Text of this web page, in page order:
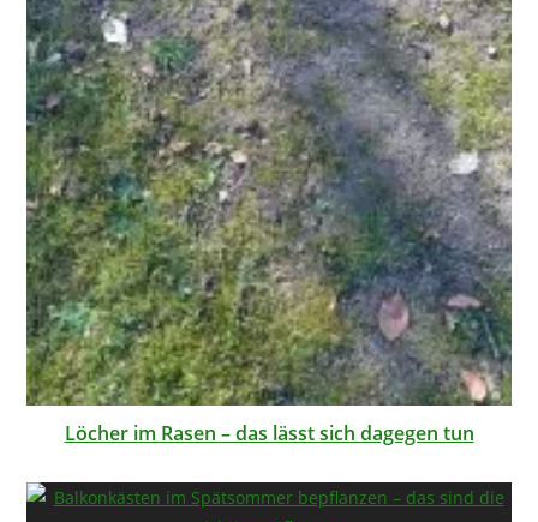
Löcher im Rasen – das lässt sich dagegen tun